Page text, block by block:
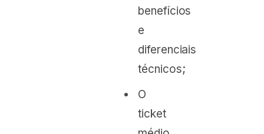
benefícios
e
diferenciais
técnicos;
O
ticket